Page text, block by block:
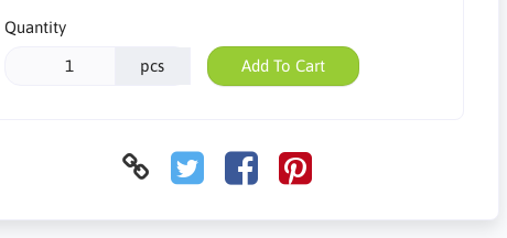
Quantity
pcs Add To Cart